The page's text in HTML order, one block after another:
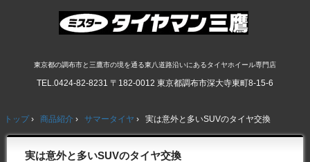
東京都の調布市と三鷹市の境を通る東八道路沿いにあるタイヤホイール専門店
TEL.0424-82-8231 〒182-0012 東京都調布市深大寺東町8-15-6
トップ › 商品紹介 › サマータイヤ › 実は意外と多いSUVのタイヤ交換
実は意外と多いSUVのタイヤ交換